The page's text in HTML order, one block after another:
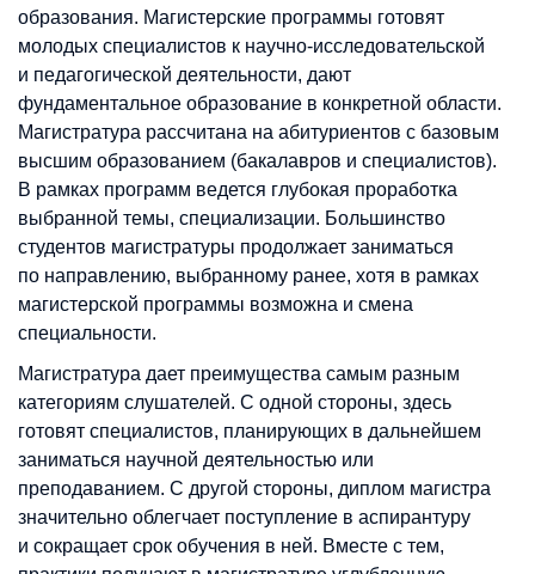
образования. Магистерские программы готовят
молодых специалистов к научно-исследовательской
и педагогической деятельности, дают
фундаментальное образование в конкретной области.
Магистратура рассчитана на абитуриентов с базовым
высшим образованием (бакалавров и специалистов).
В рамках программ ведется глубокая проработка
выбранной темы, специализации. Большинство
студентов магистратуры продолжает заниматься
по направлению, выбранному ранее, хотя в рамках
магистерской программы возможна и смена
специальности.
Магистратура дает преимущества самым разным
категориям слушателей. С одной стороны, здесь
готовят специалистов, планирующих в дальнейшем
заниматься научной деятельностью или
преподаванием. С другой стороны, диплом магистра
значительно облегчает поступление в аспирантуру
и сокращает срок обучения в ней. Вместе с тем,